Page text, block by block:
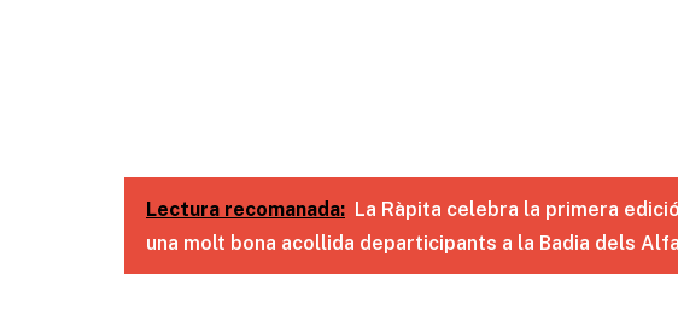
Lectura recomanada: La Ràpita celebra la primera
una molt bona acollida departicipants a la Badia dels